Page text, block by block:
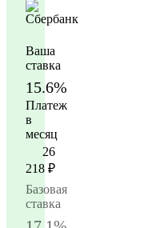
Ваша
ставка
15.6%
Платеж
в
месяц
26
218 ₽
Базовая
ставка